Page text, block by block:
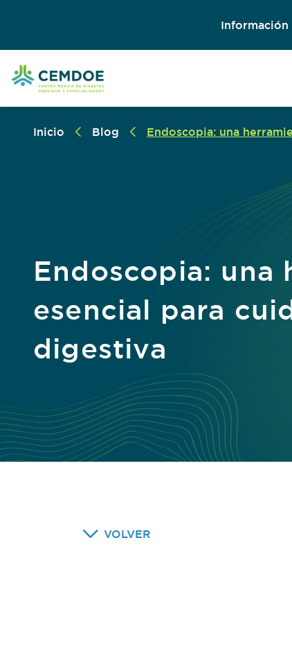
Inicio Blog Endoscopia: una
Endoscopia: una
esencial para
digestiva
VOLVER